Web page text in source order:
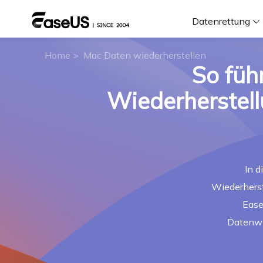
Datenrettung
Home > Mac Daten wiederherstellen
So
In